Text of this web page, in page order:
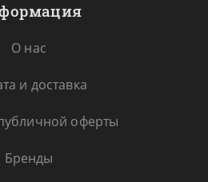
О нас
и доставка
оферты
Бренды